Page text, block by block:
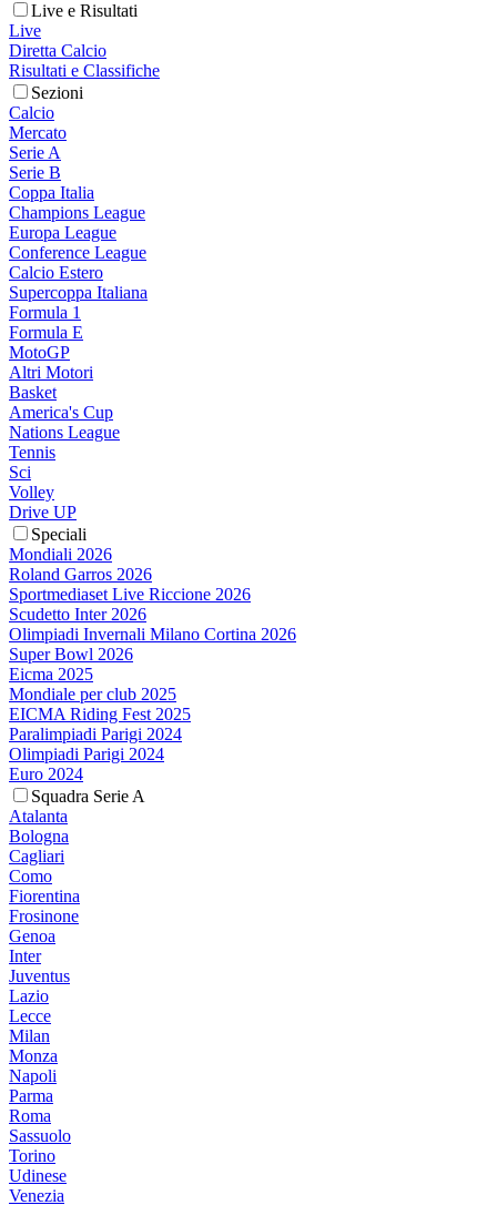
Live e Risultati
Live
Diretta Calcio
Risultati e Classifiche
Sezioni
Calcio
Mercato
Serie A
Serie B
Coppa Italia
Champions League
Europa League
Conference League
Calcio Estero
Supercoppa Italiana
Formula 1
Formula E
MotoGP
Altri Motori
Basket
America's Cup
Nations League
Tennis
Sci
Volley
Drive UP
Speciali
Mondiali 2026
Roland Garros 2026
Sportmediaset Live Riccione 2026
Scudetto Inter 2026
Olimpiadi Invernali Milano Cortina 2026
Super Bowl 2026
Eicma 2025
Mondiale per club 2025
EICMA Riding Fest 2025
Paralimpiadi Parigi 2024
Olimpiadi Parigi 2024
Euro 2024
Squadra Serie A
Atalanta
Bologna
Cagliari
Como
Fiorentina
Frosinone
Genoa
Inter
Juventus
Lazio
Lecce
Milan
Monza
Napoli
Parma
Roma
Sassuolo
Torino
Udinese
Venezia